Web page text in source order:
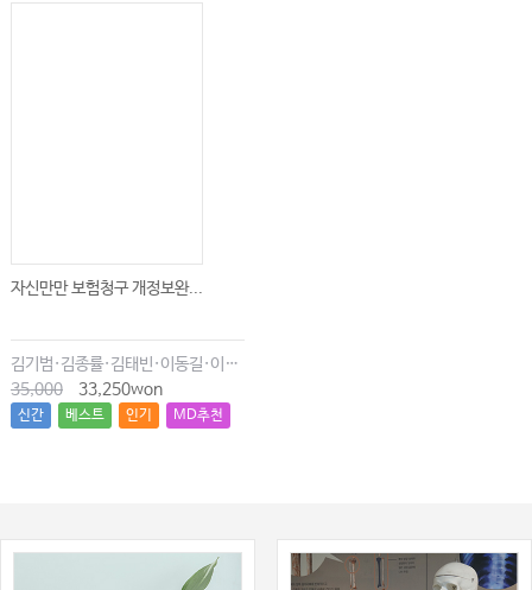
자신만만 보험청구 개정보완...
김기범·김종률·김태빈·이동길·이창현·최윤종
35,000
33,250won
신간 베스트 인기 MD추천